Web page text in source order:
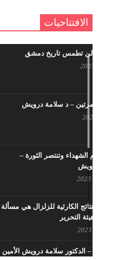
الافتتاحيات
حرائقكم لن تطمس تاريخ دمشق
لا تقتلونا مرتين – د سلامة درويش
سيزهر دم الشهداء وتنتصر الثورة –
سلامة درويش
معالجة النتائج الكارثية للزلزال هي
بإمتياز – هيئة التحرير
الافتتاحية – الدكتور سلامة درويش الأمين